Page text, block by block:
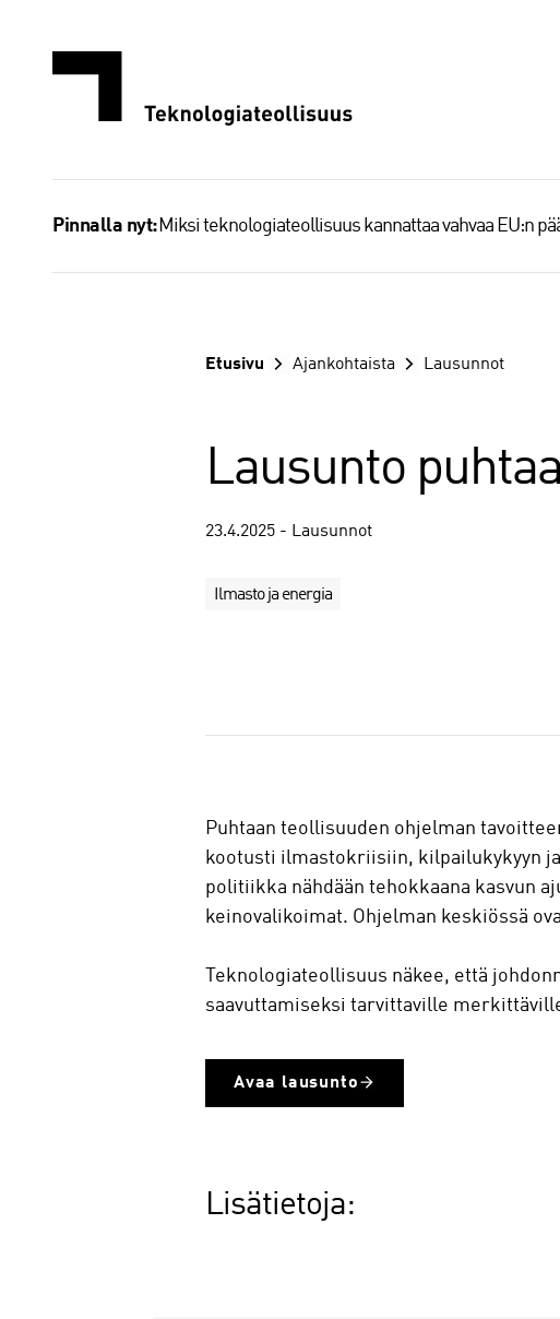
Pinnalla nyt: Miksi teknologiateollisuus kannattaa vahvaa EU:n
Etusivu Ajankohtaista Lausunnot
Lausunto
23.4.2025 - Lausunnot
Ilmasto ja energia
a
Puhtaan teollisuuden ohjelman
kootusti ilmastokriisiin, kilpailukykyyn
politiikka nähdään tehokkaana kasvun
keinovalikoimat. Ohjelman keskiössä
Teknologiateollisuus näkee, että
saavuttamiseksi tarvittaville
Avaa lausunto
Lisätietoja: